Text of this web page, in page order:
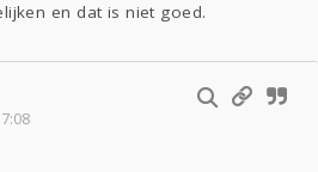
en dat is niet goed.